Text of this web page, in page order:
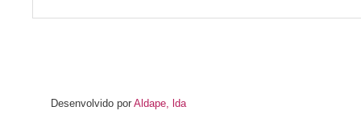
Desenvolvido por Aldape, lda